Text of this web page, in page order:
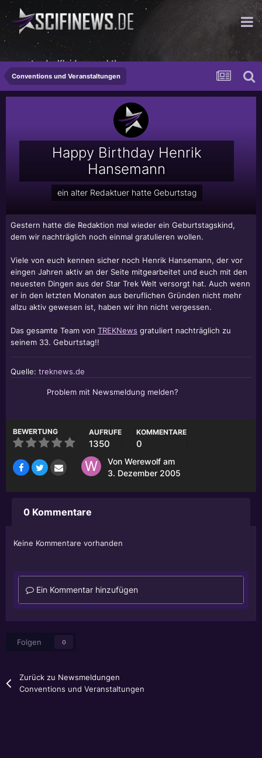
...unter der Kleidung nackt!
Conventions und Veranstaltungen
Happy Birthday Henrik
Hansemann
ein alter Redaktuer hatte Geburtstag
Gestern hatte die Redaktion mal wieder ein Geburtstagskind,
dem wir nachträglich noch einmal gratulieren wollen.
Viele von euch kennen sicher noch Henrik Hansemann, der vor
eingen Jahren aktiv an der Seite mitgearbeitet und euch mit den
neuesten Dingen aus der Star Trek Welt versorgt hat. Auch wenn
er in den letzten Monaten aus beruflichen Gründen nicht mehr
allzu aktiv gewesen ist, haben wir ihn nicht vergessen.
Das gesamte Team von TREKNews gratuliert nachträglich zu
seinem 33. Geburtstag!!
Quelle: treknews.de
Problem mit Newsmeldung melden?
BEWERTUNG AUFRUFE
1350
KOMMENTARE
0
Von Werewolf am
3. Dezember 2005
0 Kommentare
Keine Kommentare vorhanden
Ein Kommentar hinzufügen
Folgen 0
Zurück zu Newsmeldungen
Conventions und Veranstaltungen